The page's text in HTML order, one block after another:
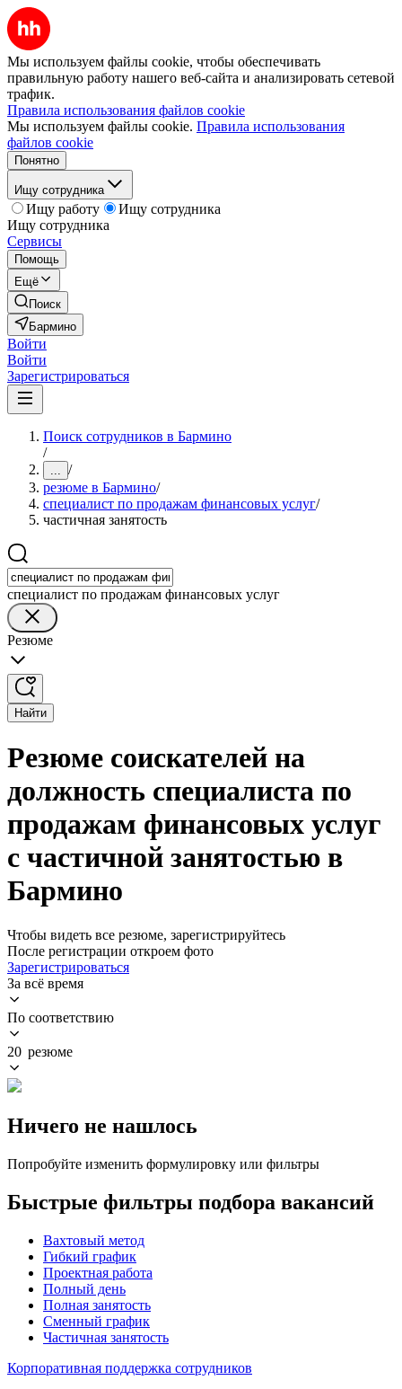
Мы используем файлы cookie, чтобы обеспечивать
правильную работу нашего веб-сайта и анализировать сетевой
трафик.
Правила использования файлов cookie
Мы используем файлы cookie. Правила использования
файлов cookie
Понятно
Ищу сотрудника
Ищу работу
Ищу сотрудника
Ищу сотрудника
Сервисы
Помощь
Ещё
Поиск
Бармино
Войти
Войти
Зарегистрироваться
Поиск сотрудников в Бармино
/
... /
резюме в Бармино/
специалист по продажам финансовых услуг/
частичная занятость
специалист по продажам финансовых услуг
Резюме
Найти
Резюме соискателей на
должность специалиста по
продажам финансовых услуг
с частичной занятостью в
Бармино
Чтобы видеть все резюме, зарегистрируйтесь
После регистрации откроем фото
Зарегистрироваться
За всё время
По соответствию
20 резюме
Ничего не нашлось
Попробуйте изменить формулировку или фильтры
Быстрые фильтры подбора вакансий
Вахтовый метод
Гибкий график
Проектная работа
Полный день
Полная занятость
Сменный график
Частичная занятость
Корпоративная поддержка сотрудников